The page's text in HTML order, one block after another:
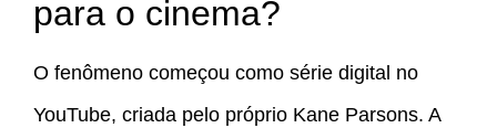
para o cinema?
O fenômeno começou como série digital no
YouTube, criada pelo próprio Kane Parsons. A